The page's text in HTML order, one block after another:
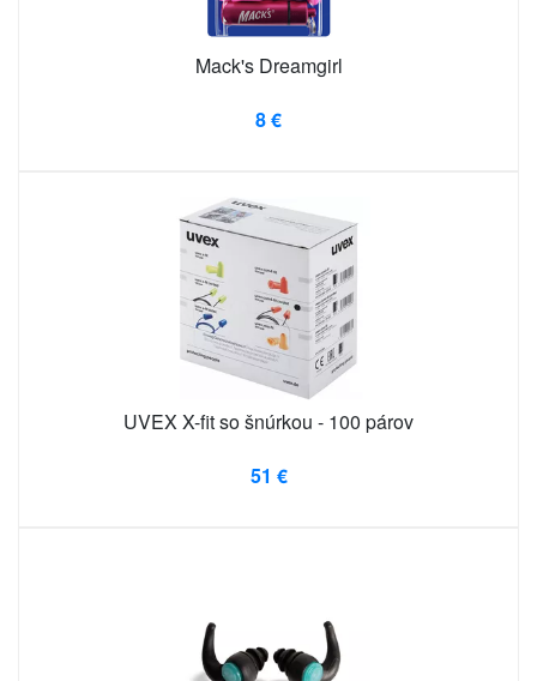
Mack's Dreamgirl
8 €
UVEX X-fit so šnúrkou - 100 párov
51 €